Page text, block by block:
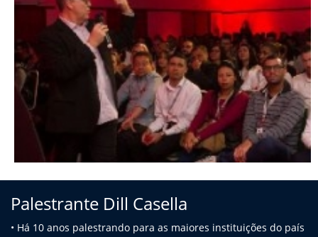
Palestrante Dill Casella
• Há 10 anos palestrando para as maiores instituições do país